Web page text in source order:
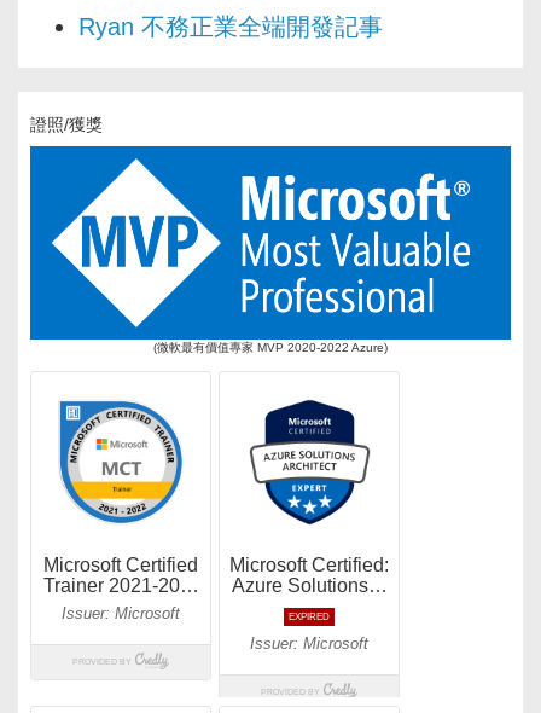
Ryan 不務正業全端開發記事
證照/獲獎
(微軟最有價值專家 MVP 2020-2022 Azure)